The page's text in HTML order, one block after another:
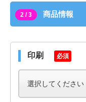
2 / 3 商品情報
印刷 必須